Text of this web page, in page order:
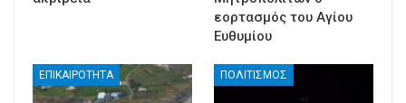
εορτασμός του Αγίου
Ευθυμίου
ΕΠΙΚΑΙΡΟΤΗΤΑ ΠΟΛΙΤΙΣΜΟΣ